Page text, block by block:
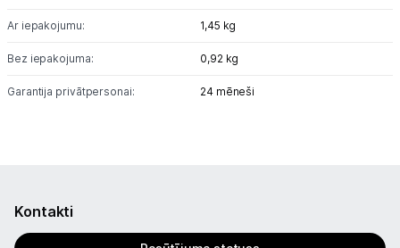
Sony PlayStation
Ar iepakojumu: 1,45 kg
Bez iepakojuma: 0,92 kg
Garantija privātpersonai: 24 mēneši
Kontakti